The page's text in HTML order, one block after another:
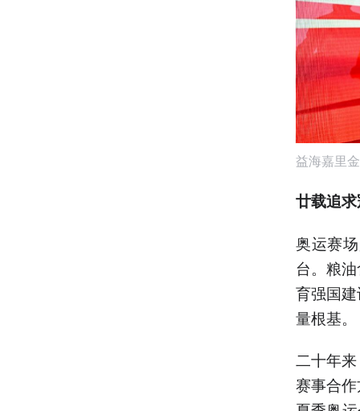
益海嘉里
廿载追
奥运赛
台。粮
育强国
量根基。
二十年
赛事合